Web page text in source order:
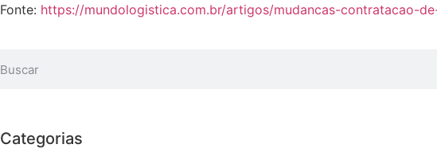
Fonte: https://mundologistica.com.br/artigos/mudancas-contratacao-
Categorias